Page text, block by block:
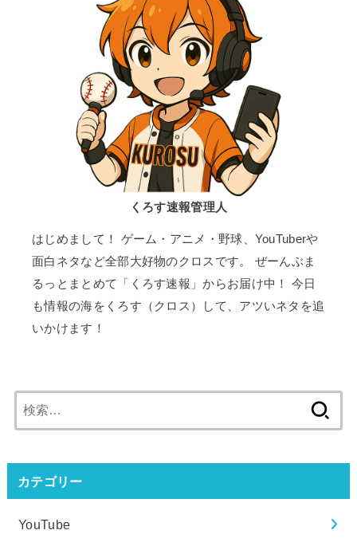
くろす速報管理人
はじめまして！ ゲーム・アニメ・野球、YouTuberや
面白ネタなど全部大好物のクロスです。 ぜーんぶま
るっとまとめて「くろす速報」からお届け中！ 今日
も情報の海をくろす（クロス）して、アツいネタを追
いかけます！
索:
カテゴリー
YouTube